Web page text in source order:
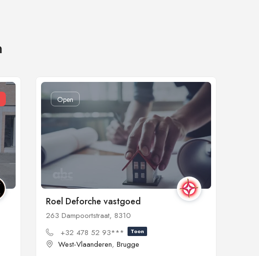
Open
Roel Deforche vastgoed
263 Dampoortstraat, 8310
+32 478 52 93***
Toon
West-Vlaanderen, Brugge